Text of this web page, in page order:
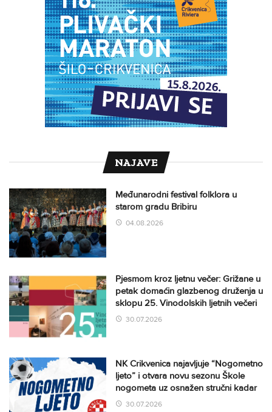
NAJAVE
Međunarodni festival folklora u
starom gradu Bribiru
04.08.2026
Pjesmom kroz ljetnu večer: Grižane u
petak domaćin glazbenog druženja u
sklopu 25. Vinodolskih ljetnih večeri
30.07.2026
NK Crikvenica najavljuje “Nogometno
ljeto” i otvara novu sezonu Škole
nogometa uz osnažen stručni kadar
30.07.2026